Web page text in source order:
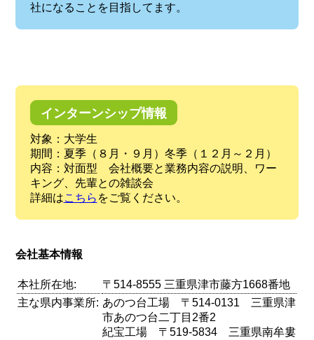
社になることを目指してます。
インターンシップ情報
対象：大学生
期間：夏季（８月・９月）冬季（１２月～２月）
内容：対面型 会社概要と業務内容の説明、ワー
キング、先輩との雑談会
詳細はこちら をご覧ください。
会社基本情報
本社所在地:
〒514-8555 三重県津市藤方1668番地
主な県内事業所: あのつ台工場 〒514-0131 三重県津
市あのつ台二丁目2番2
紀宝工場 〒519-5834 三重県南牟婁